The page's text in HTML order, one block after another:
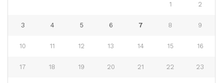
1 2
3 4 5 6 7 8 9
10 11 12 13 14 15 16
17 18 19 20 21 22 23